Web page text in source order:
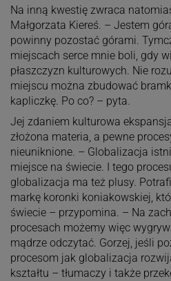
Na inną kwestię zwraca
Małgorzata Kiereś. – Jestem
powinny pozostać górami.
miejscach serce mnie boli, gdy
płaszczyzn kulturowych. Nie
miejscu można zbudować
kapliczkę. Po co? – pyta.
Jej zdaniem kulturowa
złożona materia, a pewne
nieuniknione. – Globalizacja
miejsce na świecie. I tego
globalizacja ma też plusy.
markę koronki koniakowskiej,
świecie – przypomina. – Na
procesach możemy więc
mądrze odczytać. Gorzej, jeśli
procesom jak globalizacja
kształtu – tłumaczy i także